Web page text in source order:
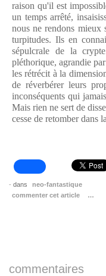
raison qu'il est
un temps arrêté,
nous ne rendons
turpitudes. Ils en
sépulcrale de la
pléthorique, agrandie
les rétrécit à la
de réverbérer leurs
inconséquents qui
Mais rien ne sert de
cesse de retomber dans
- dans
neo-fantastique
commenter cet article
…
commentaires